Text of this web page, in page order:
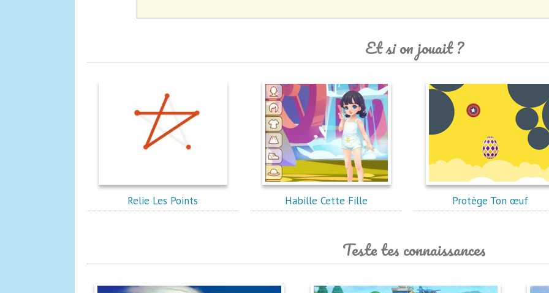
Et si on jouait ?
Relie Les Points Habille Cette Fille Protège Ton œuf
Teste tes connaissances